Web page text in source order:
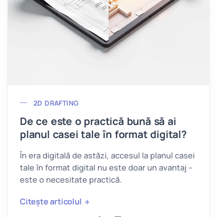
2D DRAFTING
De ce este o practică bună să ai
planul casei tale în format digital?
În era digitală de astăzi, accesul la planul casei
tale în format digital nu este doar un avantaj –
este o necesitate practică.
Citește articolul